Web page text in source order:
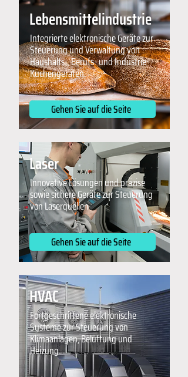
Lebensmittelindustrie
Integrierte elektronische Geräte zur
Steuerung und Verwaltung von
Haushalts-, Berufs- und Industrie-
Küchengeräten.
Gehen Sie auf die Seite
Laser
Innovative Lösungen und präzise
sowie sichere Geräte zur Steuerung
von Laserquellen
Gehen Sie auf die Seite
HVAC
Fortgeschrittene elektronische
Systeme zur Steuerung von
Klimaanlagen, Belüftung und
Heizung.